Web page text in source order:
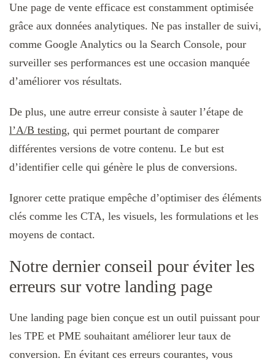
Une page de vente efficace est constamment optimisée
grâce aux données analytiques. Ne pas installer de suivi,
comme Google Analytics ou la Search Console, pour
surveiller ses performances est une occasion manquée
d’améliorer vos résultats.
De plus, une autre erreur consiste à sauter l’étape de
l’A/B testing, qui permet pourtant de comparer
différentes versions de votre contenu. Le but est
d’identifier celle qui génère le plus de conversions.
Ignorer cette pratique empêche d’optimiser des éléments
clés comme les CTA, les visuels, les formulations et les
moyens de contact.
Notre dernier conseil pour éviter les
erreurs sur votre landing page
Une landing page bien conçue est un outil puissant pour
les TPE et PME souhaitant améliorer leur taux de
conversion. En évitant ces erreurs courantes, vous